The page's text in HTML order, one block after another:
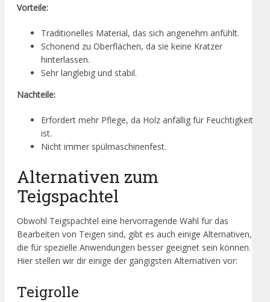
Vorteile:
Traditionelles Material, das sich angenehm anfühlt.
Schonend zu Oberflächen, da sie keine Kratzer
hinterlassen.
Sehr langlebig und stabil.
Nachteile:
Erfordert mehr Pflege, da Holz anfällig für Feuchtigkeit
ist.
Nicht immer spülmaschinenfest.
Alternativen zum
Teigspachtel
Obwohl Teigspachtel eine hervorragende Wahl für das
Bearbeiten von Teigen sind, gibt es auch einige Alternativen,
die für spezielle Anwendungen besser geeignet sein können.
Hier stellen wir dir einige der gängigsten Alternativen vor:
Teigrolle